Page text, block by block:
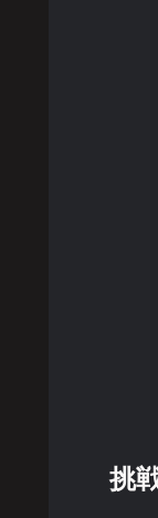
挑